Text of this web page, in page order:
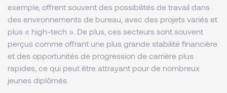
exemple, offrent souvent des possibilités de travail dans
des environnements de bureau, avec des projets variés et
plus « high-tech ». De plus, ces secteurs sont souvent
perçus comme offrant une plus grande stabilité financière
et des opportunités de progression de carrière plus
rapides, ce qui peut être attrayant pour de nombreux
jeunes diplômés.